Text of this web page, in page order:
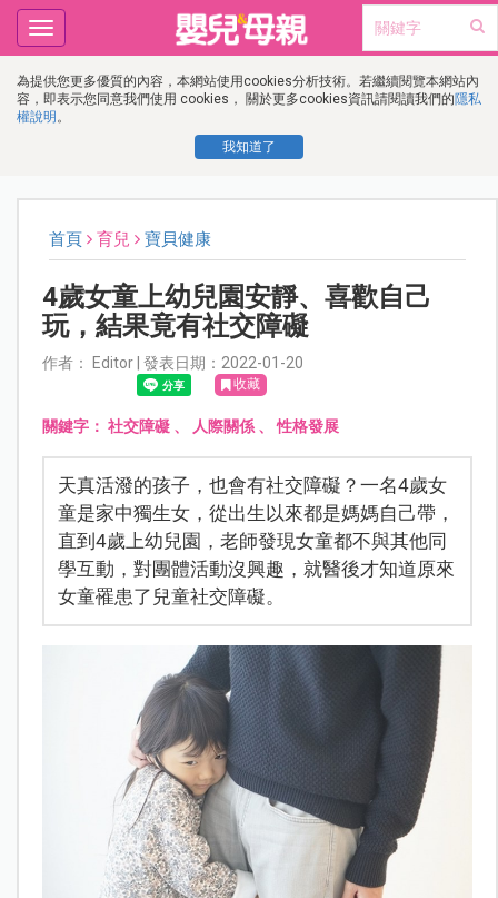
為提供您更多優質的內容，本網站使用cookies分析技術。若繼續閱覽本網站內
容，即表示您同意我們使用 cookies， 關於更多cookies資訊請閱讀我們的隱私
權說明 。
我知道了
Toggle
navigation
首頁 育兒 寶貝健康
4歲女童上幼兒園安靜、喜歡自己
玩，結果竟有社交障礙
作者： Editor | 發表日期：2022-01-20
收藏
關鍵字： 社交障礙、 人際關係、性格發展
天真活潑的孩子，也會有社交障礙？一名4歲女
童是家中獨生女，從出生以來都是媽媽自己帶，
直到4歲上幼兒園，老師發現女童都不與其他同
學互動，對團體活動沒興趣，就醫後才知道原來
女童罹患了兒童社交障礙。